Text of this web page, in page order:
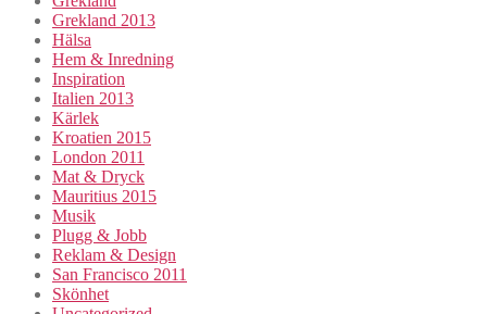
Grekland 2013
Hälsa
Hem & Inredning
Inspiration
Italien 2013
Kärlek
Kroatien 2015
London 2011
Mat & Dryck
Mauritius 2015
Musik
Plugg & Jobb
Reklam & Design
San Francisco 2011
Skönhet